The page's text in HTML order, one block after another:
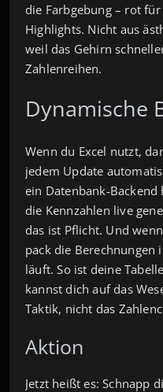
die Farbgebung – rot
Highlights. Nicht aus
weil das Gehirn
Zahlenreihen.
Dynamische
Wenn du Excel nutzt,
jedem Update
ein
die Kennzahlen live
das ist Pflicht. Und
pack die Berechnungen
läuft. So ist deine
kannst dich auf das
Taktik, nicht das
Aktion
Jetzt heißt es: Schnapp